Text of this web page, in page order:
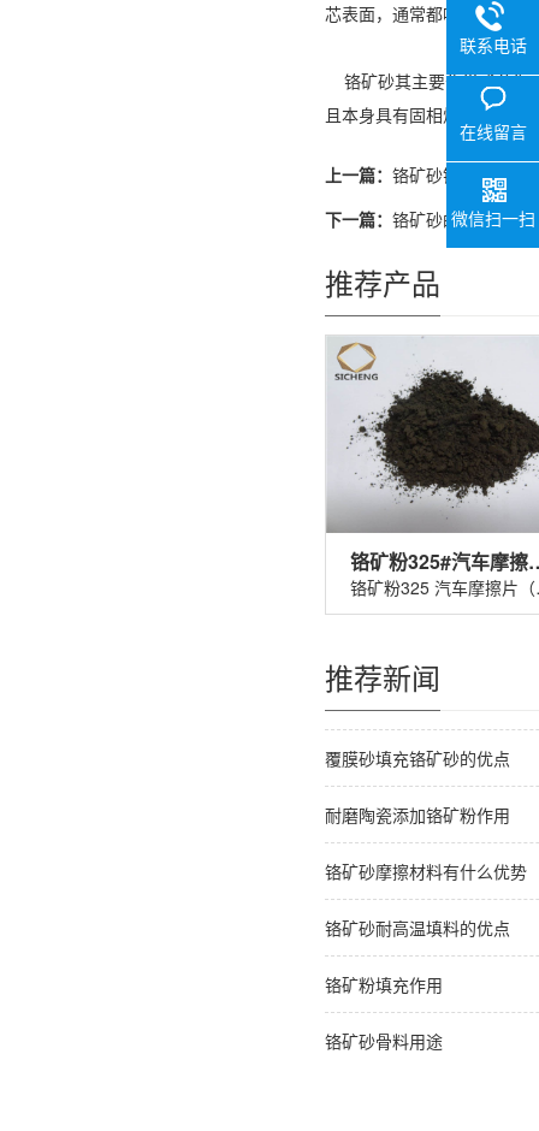
芯表面，通常都喷涂一定厚
铬矿砂其主要化学成分为
且本身具有固相烧结的特点
上一篇： 铬矿砂铸造时的注
下一篇： 铬矿砂的特点及性
推荐产品
铬矿粉
铬矿
推荐新闻
覆膜砂填充铬矿砂的优点
耐磨陶瓷添加铬矿粉作用
铬矿砂摩擦材料有什么优势
铬矿砂耐高温填料的优点
铬矿粉填充作用
铬矿砂骨料用途
联系电话
在线留言
微信扫一扫